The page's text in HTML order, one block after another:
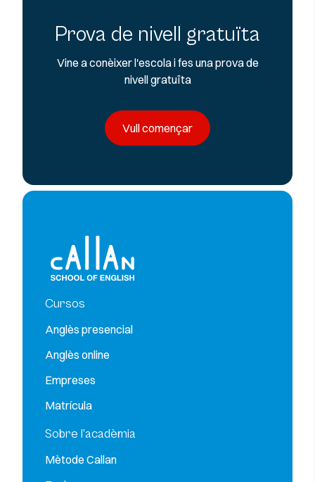
Prova de nivell gratuïta
Vine a conèixer l'escola i fes una prova de
nivell gratuïta
Vull començar
Cursos
Anglès presencial
Anglès online
Empreses
Matrícula
Sobre l’acadèmia
Mètode Callan